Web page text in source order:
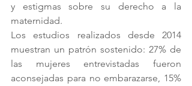
y estigmas sobre su derecho a la
maternidad.
Los estudios realizados desde 2014
muestran un patrón sostenido: 27% de
las mujeres entrevistadas fueron
aconsejadas para no embarazarse, 15%